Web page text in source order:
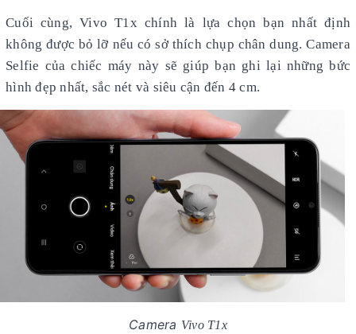
Cuối cùng, Vivo T1x chính là lựa chọn bạn nhất định
không được bỏ lỡ nếu có sở thích chụp chân dung. Camera
Selfie của chiếc máy này sẽ giúp bạn ghi lại những bức
hình đẹp nhất, sắc nét và siêu cận đến 4 cm.
Camera Vivo T1x